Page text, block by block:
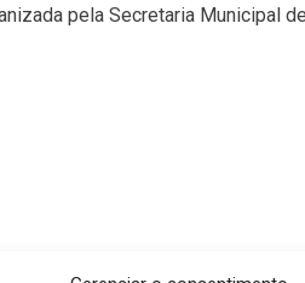
pela Secretaria Municipal